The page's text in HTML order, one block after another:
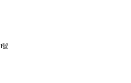
號